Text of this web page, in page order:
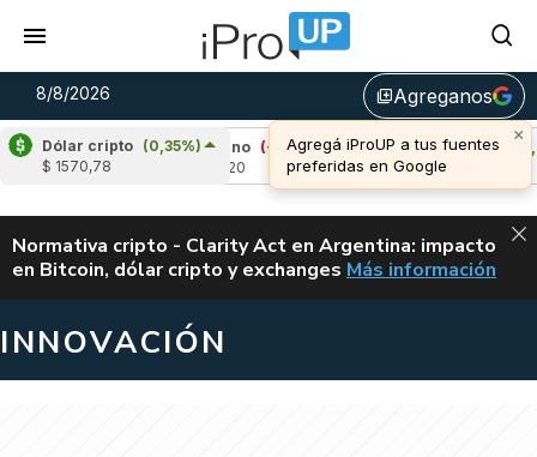
8/8/2026 library_addAgreganos
Dólar cripto (0,35%)
$ 1570,78
Cardano (-0,57%)
Avalanche (0,92%)
u$s 6,52
ALERTA
Normativa cripto - Clarity Act en Argentina: impacto
en Bitcoin, dólar cripto y exchanges CLARITY ACT EN
Más información
INNOVACIÓN